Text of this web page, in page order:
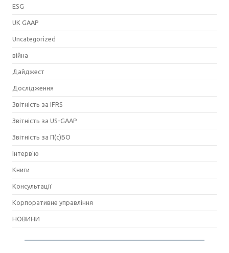
ESG
UK GAAP
Uncategorized
війна
Дайджест
Дослідження
Звітність за IFRS
Звітність за US-GAAP
Звітність за П(с)БО
Інтерв'ю
Книги
Консультації
Корпоративне управління
НОВИНИ